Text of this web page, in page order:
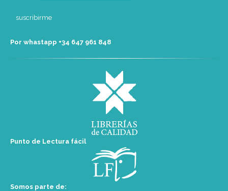
Por whastapp +34 ‭647 961 848‬
Punto de Lectura fácil
Somos parte de: